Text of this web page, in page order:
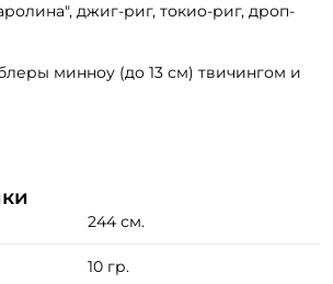
джиг-риг, токио-риг, дроп-
минноу (до 13 см) твичингом и
проводкой.
и вращающихся
теста.244 см.
10 гр.